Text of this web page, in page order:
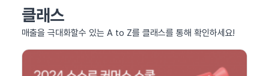
클래스
매출을 극대화할수 있는 A to Z를 클래스를 통해 확인하세요!